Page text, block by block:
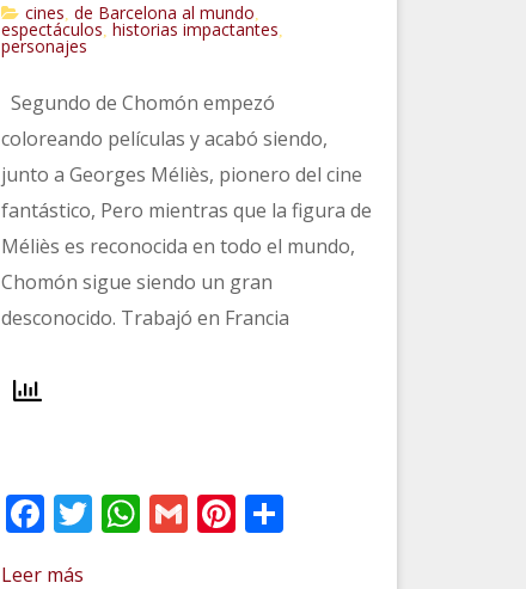
cines de Barcelona al mundo
espectáculos historias impactantes
personajes
Segundo de Chomón empezó
coloreando películas y acabó siendo,
junto a Georges Méliès, pionero del cine
fantástico, Pero mientras que la figura de
Méliès es reconocida en todo el mundo,
Chomón sigue siendo un gran
desconocido. Trabajó en Francia
Facebook
Twitter
WhatsApp
GmailPinterest
Compartir
Leer más